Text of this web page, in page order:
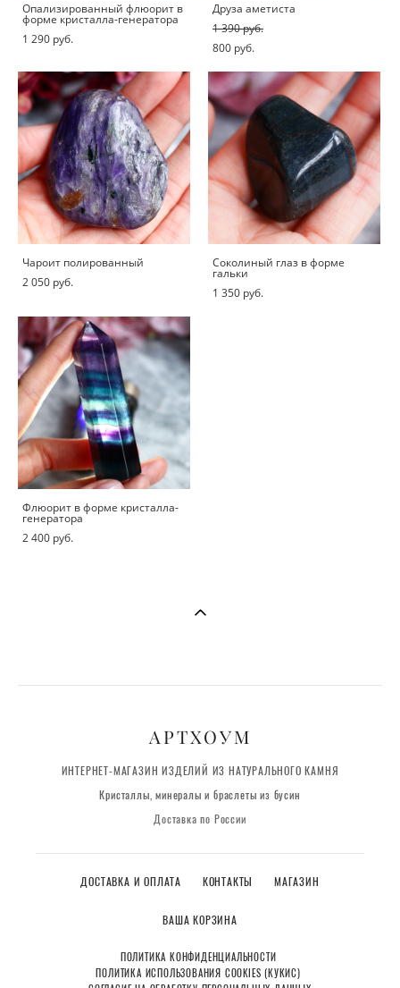
Опализированный флюорит в
форме кристалла-генератора
1 290 pуб.
Друза аметиста
1 390 pуб.
800 pуб.
Чароит полированный
2 050 pуб.
Соколиный глаз в форме
гальки
1 350 pуб.
Флюорит в форме кристалла-
генератора
2 400 pуб.
АРТХОУМ
ИНТЕРНЕТ-МАГАЗИН ИЗДЕЛИЙ ИЗ НАТУРАЛЬНОГО КАМНЯ
Кристаллы, минералы и браслеты из бусин
Доставка по России
ДОСТАВКА И ОПЛАТА КОНТАКТЫ МАГАЗИН
ВАША КОРЗИНА
ПОЛИТИКА КОНФИДЕНЦИАЛЬНОСТИ
ПОЛИТИКА ИСПОЛЬЗОВАНИЯ COOKIES (КУКИС)